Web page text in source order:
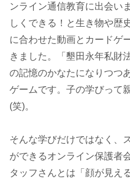
ンライン通信教育に出会い
しくできる！と生き物や歴
に合わせた動画とカードゲ
きました。「墾田永年私財
の記憶のかなたになりつつ
ゲームです。子の学びって
(笑)。
そんな学びだけではなく、
ができるオンライン保護者
タッフさんとは「顔が見え